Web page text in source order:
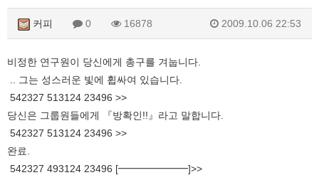
커피 0 16878 2009.10.06 22:53
비정한 연구원이 당신에게 총구를 겨눕니다.
.. 그는 성스러운 빛에 휩싸여 있습니다.
542327 513124 23496 >>
당신은 그룹원들에게 『방확인!!』라고 말합니다.
542327 513124 23496 >>
완료.
542327 493124 23496 [━━━━━━━]>>